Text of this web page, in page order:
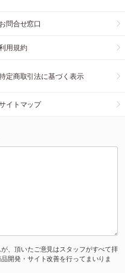
お問合せ窓口
用規約
定商取引法に基づく表示
イトマップ
、頂いたご意見はスタッフがすべて拝
開発・サイト改善を行ってまいりま